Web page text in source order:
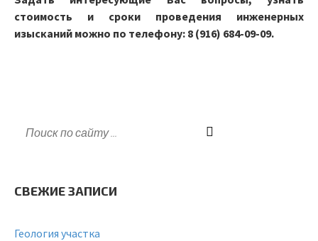
стоимость и сроки проведения инженерных
изысканий можно по телефону: 8 (916) 684-09-09.
СВЕЖИЕ ЗАПИСИ
Геология участка